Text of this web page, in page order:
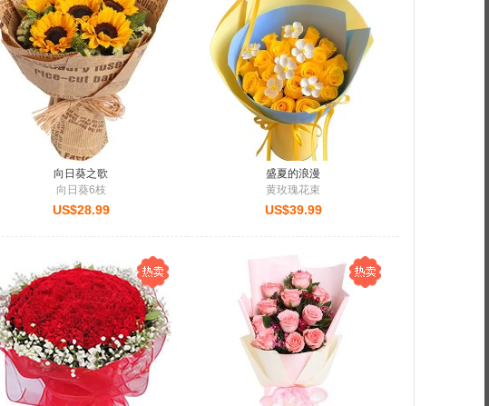
向日葵之歌
向日葵6枝
US$28.99
盛夏的浪漫
黄玫瑰花束
US$39.99